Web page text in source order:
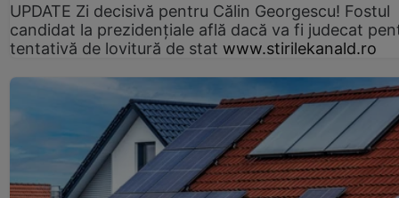
UPDATE Zi decisivă pentru Călin Georgescu! Fostul
candidat la prezidențiale află dacă va fi judecat
tentativă de lovitură de stat www.stirilekanald.ro